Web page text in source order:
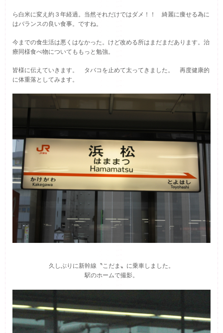
ら白米に変え約３年経過。当然それだけではダメ！！ 綺麗に痩せる為に
はバランスの良い食事。ですね。
今までの食生活は悪くはなかった。けど改める所はまだまだあります。治
療同様食べ物についてももっと勉強。
皆様に伝えていきます。 タバコを止めて太ってきました。 再度健康的
に体重落としてみます。
久しぶりに新幹線〝こだま〟に乗車しました。
駅のホームで撮影。